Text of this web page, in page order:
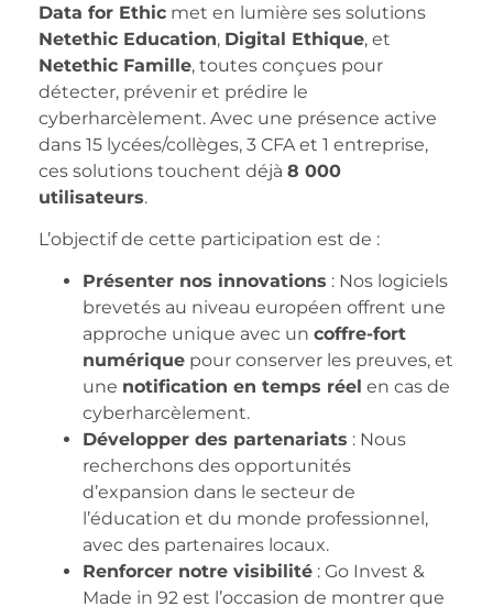
Data for Ethic met en lumière ses solutions
Netethic Education, Digital Ethique, et
Netethic Famille, toutes conçues pour
détecter, prévenir et prédire le
cyberharcèlement. Avec une présence active
dans 15 lycées/collèges, 3 CFA et 1 entreprise,
ces solutions touchent déjà 8 000
utilisateurs.
L’objectif de cette participation est de :
Présenter nos innovations : Nos logiciels
brevetés au niveau européen offrent une
approche unique avec un coffre-fort
numérique pour conserver les preuves, et
une notification en temps réel en cas de
cyberharcèlement.
Développer des partenariats : Nous
recherchons des opportunités
d’expansion dans le secteur de
l’éducation et du monde professionnel,
avec des partenaires locaux.
Renforcer notre visibilité : Go Invest &
Made in 92 est l’occasion de montrer que